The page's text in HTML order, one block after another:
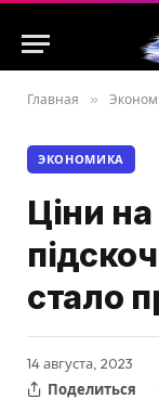
Главная »
ЭКОНОМИКА
Ціни на
стало
14 августа, 2023
Поделиться